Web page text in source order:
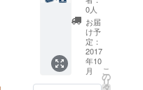
（ご希
望者の
み） ・
年間を
通して
使用で
きる今
回だけ
カード
をお送
りさせ
ていた
だきま
す。 ・
今回新
たに立
0人
お届
け予
定：
2017
年10
月
こ
の
リ